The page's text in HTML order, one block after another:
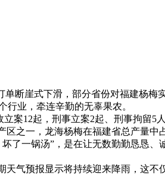
断崖式下滑，部分省份对福建杨梅
业，牵连辛勤的无辜果农。
案12起，刑事立案2起、刑事拘留5人
之一，龙海杨梅在福建省总产量中
了一锅汤”，是在让无数勤勤恳恳、
气预报显示将持续迎来降雨，这不